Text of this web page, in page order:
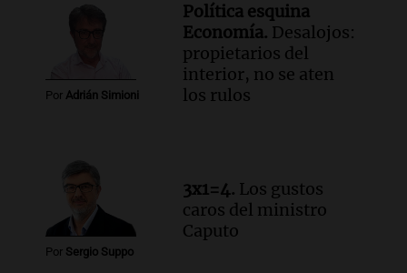
públicas en 14 meses
Panorama Federal
Audio.Una mujer murió cuando
esperaba cobrar su jubilación en un
Episodios
Por Adrián Simioni
Política esquina
Economía. Desalojos:
propietarios del
interior, no se aten
los rulos
Por Sergio Suppo
3x1=4. Los gustos
caros del ministro
Caputo